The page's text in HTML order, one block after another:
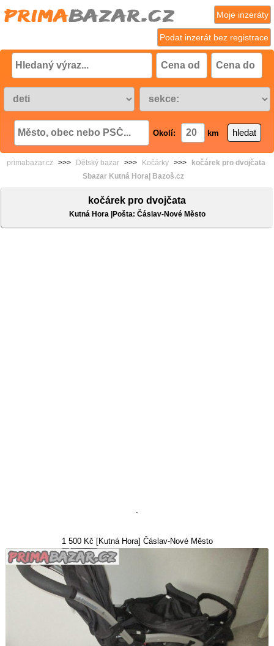
Podat inzerát bez registrace
Moje inzeráty
Okolí: km
primabazar.cz >>> Dětský bazar >>> Kočárky >>>
kočárek pro dvojčata
Sbazar Kutná Hora| Bazoš.cz
kočárek pro dvojčata
Kutná Hora |Pošta: Čáslav-Nové Město
`
1 500 Kč [Kutná Hora] Čáslav-Nové Město